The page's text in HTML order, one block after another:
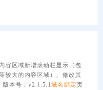
容区域新增滚动栏显示（包
较大的内容区域）。修改其
版本号：v2.1.5.1域名 绑定页